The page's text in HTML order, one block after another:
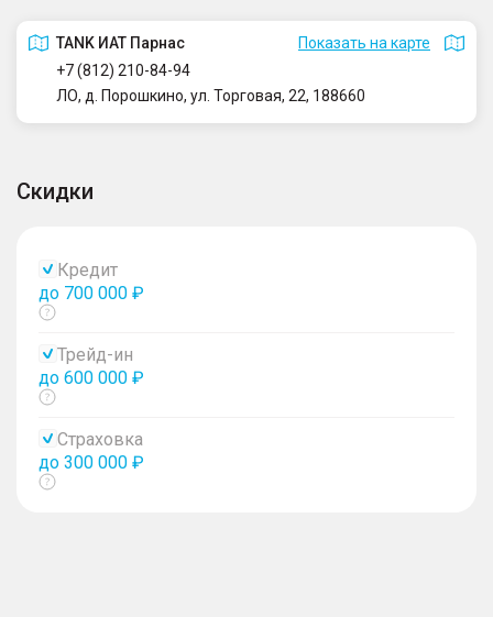
TANK ИАТ Парнас
Показать на карте
+7 (812) 210-84-94
ЛО, д. Порошкино, ул. Торговая, 22, 188660
Скидки
Кредит
до 700 000 ₽
Показать
Трейд-ин
до 600 000 ₽
Показать
Страховка
до 300 000 ₽
Показать